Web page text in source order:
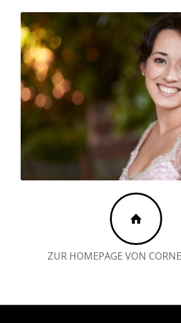
ZUR HOMEPAGE VON